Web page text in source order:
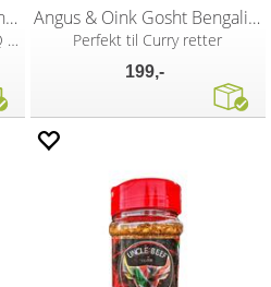
Angus & Oink Glazed & Confused 300g
Søt, røkt, krydret & fruktig BBQ saus
Angus & Oink Gosht Bengali Curry 200g
Perfekt til Curry retter
199,-